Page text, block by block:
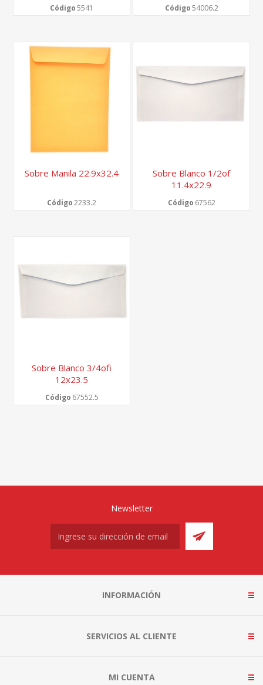
Código5541 Código54006.2
Sobre Manila 22.9x32.4
Código2233.2
Sobre Blanco 1/2of
11.4x22.9
Código 67562
Sobre Blanco 3/4ofi
12x23.5
Código 67552.5
Newsletter
INFORMACIÓN
SERVICIOS AL CLIENTE
MI CUENTA